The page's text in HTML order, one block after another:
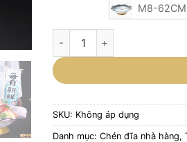
M8-62CM
Tô thủy tinh cường lực cao
SKU: Không áp dụng
Danh mục: Chén đĩa nhà hàng,